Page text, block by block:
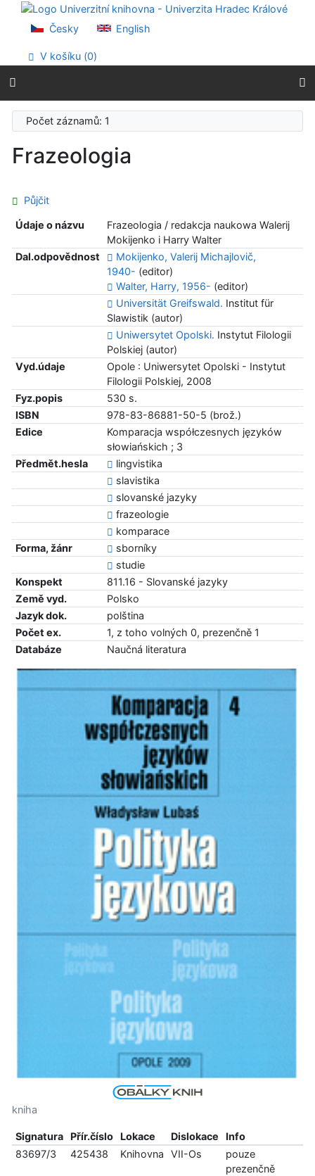
Přejít na obsah
Přejít na menu
Prohlášení o webové přístupnosti
Česky English
V košíku (0)
Počet záznamů: 1
Frazeologia
Půjčit
Údaje o názvu
Frazeologia / redakcja naukowa Walerij
Mokijenko i Harry Walter
Dal.odpovědnost
Mokijenko, Valerij Michajlovič,
1940- (editor)
Walter, Harry, 1956- (editor)
Universität Greifswald. Institut für
Slawistik (autor)
Uniwersytet Opolski. Instytut Filologii
Polskiej (autor)
Vyd.údaje
Opole : Uniwersytet Opolski - Instytut
Filologii Polskiej, 2008
Fyz.popis
530 s.
ISBN
978-83-86881-50-5 (brož.)
Edice
Komparacja współczesnych języków
słowiańskich ; 3
Předmět.hesla
lingvistika
slavistika
slovanské jazyky
frazeologie
komparace
Forma, žánr
sborníky
studie
Konspekt
811.16 - Slovanské jazyky
Země vyd.
Polsko
Jazyk dok.
polština
Počet ex.
1, z toho volných 0, prezenčně 1
Databáze
Naučná literatura
kniha
Signatura Přír.číslo Lokace Dislokace
Info
83697/3
425438 Knihovna VII-Os
pouze
prezenčně